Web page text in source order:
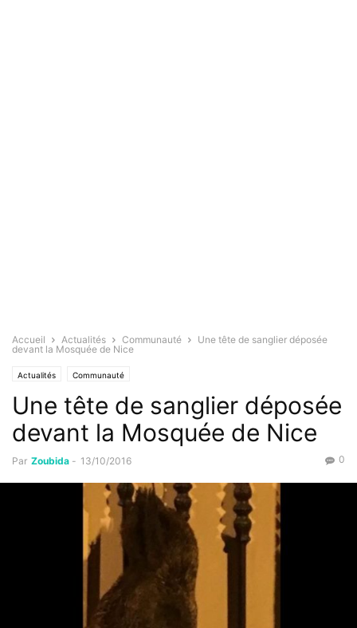
Accueil Actualités Communauté
Une tête de sanglier déposée
devant la Mosquée de Nice
Actualités Communauté
Une tête de sanglier déposée
devant la Mosquée de Nice
Par Zoubida - 13/10/2016 0